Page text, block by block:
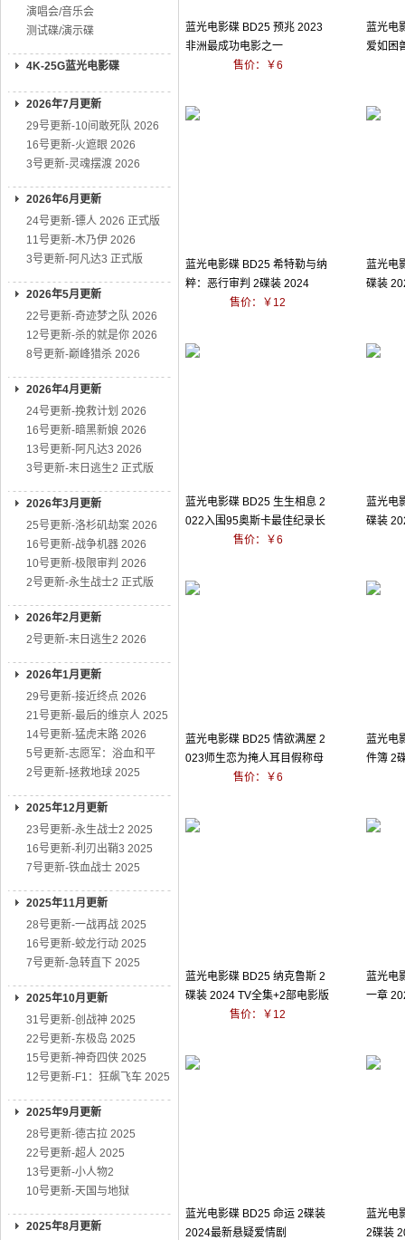
演唱会/音乐会
测试碟/演示碟
4K-25G蓝光电影碟
2026年7月更新
29号更新-10间敢死队 2026
16号更新-火遮眼 2026
3号更新-灵魂摆渡 2026
2026年6月更新
24号更新-镖人 2026 正式版
11号更新-木乃伊 2026
3号更新-阿凡达3 正式版
2026年5月更新
22号更新-奇迹梦之队 2026
12号更新-杀的就是你 2026
8号更新-巅峰猎杀 2026
2026年4月更新
24号更新-挽救计划 2026
16号更新-暗黑新娘 2026
13号更新-阿凡达3 2026
3号更新-末日逃生2 正式版
2026年3月更新
25号更新-洛杉矶劫案 2026
16号更新-战争机器 2026
10号更新-极限审判 2026
2号更新-永生战士2 正式版
2026年2月更新
2号更新-末日逃生2 2026
2026年1月更新
29号更新-接近终点 2026
21号更新-最后的维京人 2025
14号更新-猛虎末路 2026
5号更新-志愿军：浴血和平
2号更新-拯救地球 2025
2025年12月更新
23号更新-永生战士2 2025
16号更新-利刃出鞘3 2025
7号更新-铁血战士 2025
2025年11月更新
28号更新-一战再战 2025
16号更新-蛟龙行动 2025
7号更新-急转直下 2025
2025年10月更新
31号更新-创战神 2025
22号更新-东极岛 2025
15号更新-神奇四侠 2025
12号更新-F1：狂飙飞车 2025
2025年9月更新
28号更新-德古拉 2025
22号更新-超人 2025
13号更新-小人物2
10号更新-天国与地狱
2025年8月更新
蓝光电影碟 BD25 预兆 2023
非洲最成功电影之一
售价：￥6
蓝光电
爱如困
蓝光电影碟 BD25 希特勒与纳
粹：恶行审判 2碟装 2024
售价：￥12
蓝光电
碟装
蓝光电影碟 BD25 生生相息 2
022入围95奥斯卡最佳纪录长
售价：￥6
蓝光电
碟装
蓝光电影碟 BD25 情欲满屋 2
023师生恋为掩人耳目假称母
售价：￥6
蓝光电
件簿 2
蓝光电影碟 BD25 纳克鲁斯 2
碟装 2024 TV全集+2部电影版
售价：￥12
蓝光电
一章
蓝光电影碟 BD25 命运 2碟装
2024最新悬疑爱情剧
蓝光电
2碟装